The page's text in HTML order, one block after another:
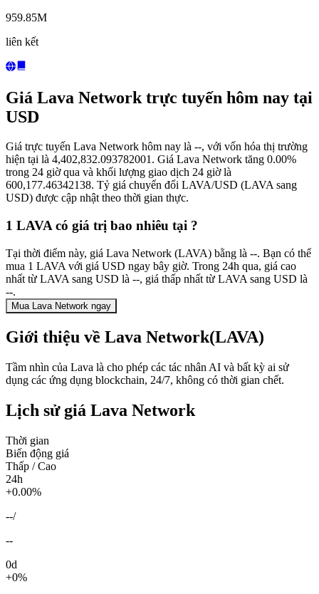
959.85M
liên kết
Giá Lava Network trực tuyến hôm nay tại
USD
Giá trực tuyến Lava Network hôm nay là --, với vốn hóa thị trường
hiện tại là 4,402,832.093782001. Giá Lava Network tăng 0.00%
trong 24 giờ qua và khối lượng giao dịch 24 giờ là
600,177.46342138. Tỷ giá chuyển đổi LAVA/USD (LAVA sang
USD) được cập nhật theo thời gian thực.
1 LAVA có giá trị bao nhiêu tại ?
Tại thời điểm này, giá Lava Network (LAVA) bằng là --. Bạn có thể
mua 1 LAVA với giá USD ngay bây giờ. Trong 24h qua, giá cao
nhất từ LAVA sang USD là --, giá thấp nhất từ LAVA sang USD là
--.
Mua Lava Network ngay
Giới thiệu về Lava Network(LAVA)
Tầm nhìn của Lava là cho phép các tác nhân AI và bất kỳ ai sử
dụng các ứng dụng blockchain, 24/7, không có thời gian chết.
Lịch sử giá Lava Network
Thời gian
Biến động giá
Thấp / Cao
24h
+0.00%
--/
--
0d
+0%